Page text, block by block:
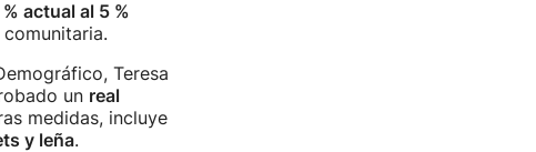
actual al 5 %
Teresa
un real
medidas, incluye
y leña.